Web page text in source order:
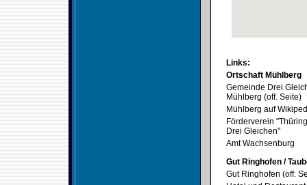
Links:
Ortschaft Mühlberg
Gemeinde Drei
Mühlberg (off. Seite)
Mühlberg auf
Förderverein
Drei Gleichen"
Amt Wachsenburg
Gut Ringhofen /
Gut Ringhofen (off.